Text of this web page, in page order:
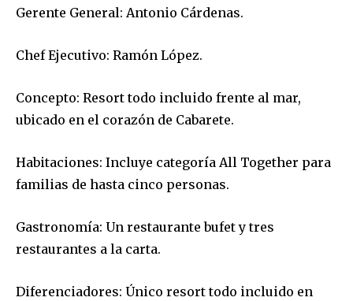
Gerente General: Antonio Cárdenas.
Chef Ejecutivo: Ramón López.
Concepto: Resort todo incluido frente al mar,
ubicado en el corazón de Cabarete.
Habitaciones: Incluye categoría All Together para
familias de hasta cinco personas.
Gastronomía: Un restaurante bufet y tres
restaurantes a la carta.
Diferenciadores: Único resort todo incluido en